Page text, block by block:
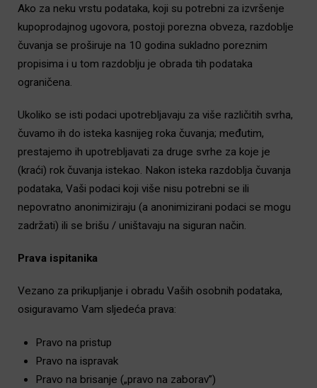
Ako za neku vrstu podataka, koji su potrebni za izvršenje
kupoprodajnog ugovora, postoji porezna obveza, razdoblje
čuvanja se proširuje na 10 godina sukladno poreznim
propisima i u tom razdoblju je obrada tih podataka
ograničena.
Ukoliko se isti podaci upotrebljavaju za više različitih svrha,
čuvamo ih do isteka kasnijeg roka čuvanja; međutim,
prestajemo ih upotrebljavati za druge svrhe za koje je
(kraći) rok čuvanja istekao. Nakon isteka razdoblja čuvanja
podataka, Vaši podaci koji više nisu potrebni se ili
nepovratno anonimiziraju (a anonimizirani podaci se mogu
zadržati) ili se brišu / uništavaju na siguran način.
Prava ispitanika
Vezano za prikupljanje i obradu Vaših osobnih podataka,
osiguravamo Vam sljedeća prava:
Pravo na pristup
Pravo na ispravak
Pravo na brisanje („pravo na zaborav”)